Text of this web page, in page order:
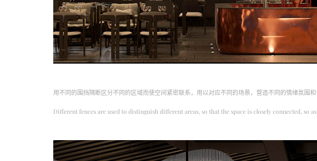
用不同的围挡隔断区分不同的区域而使空间紧密联系，用以对应不同的场景，营造不同的情绪氛围和
Different fences are used to distinguish different areas, so that the space is closely connected,